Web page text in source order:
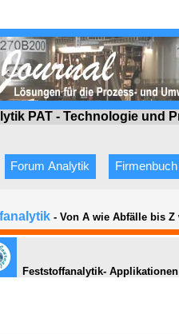
PAT - Technologie und
Forum Analytik Firmenbuch
- Von A wie Abfälle bis Z
Feststoffanalytik-